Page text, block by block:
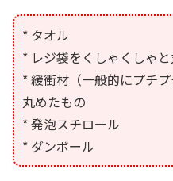
* タオル
* レジ袋をくしゃくしゃ
* 緩衝材（一般的にプチ
丸めたもの
* 発泡スチロール
* ダンボール